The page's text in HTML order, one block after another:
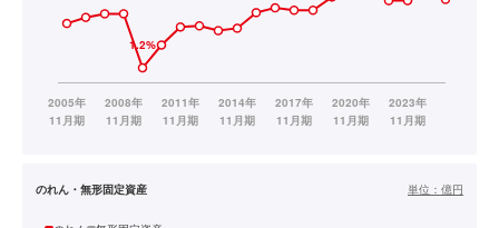
のれん・無形固定資産 単位： 億円